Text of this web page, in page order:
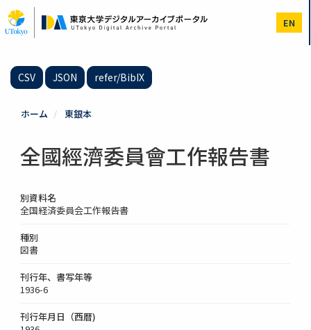
イ
ン
EN
CSV JSON refer/BibIX
ホーム 東銀本
全國經濟委員會工作報告書
別資料名
全国経済委員会工作報告書
種別
図書
刊行年、書写年等
1936-6
刊行年月日（西暦)